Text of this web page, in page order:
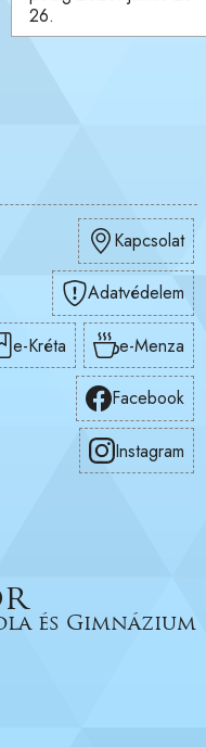
26.
és Gimnázium
Kapcsolat
Adatvédelem
e-Kréta e-Menza
Facebook
Instagram